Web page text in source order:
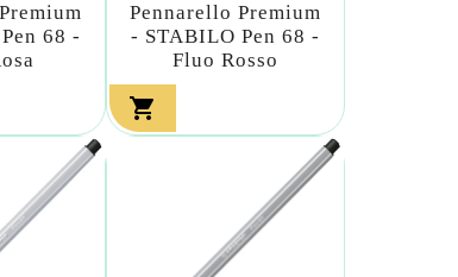
68 -
Pennarello Premium
- STABILO Pen 68 -
Fluo Rosso
